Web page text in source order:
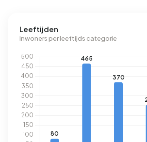
Leeftijden
Inwoners per leeftijds categorie